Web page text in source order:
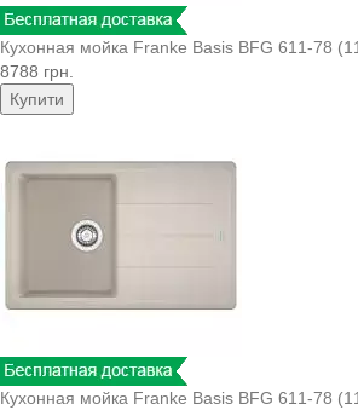
Кухонная мойка Franke Basis BFG 611-78
8788 грн.
Купити
Кухонная мойка Franke Basis BFG 611-78